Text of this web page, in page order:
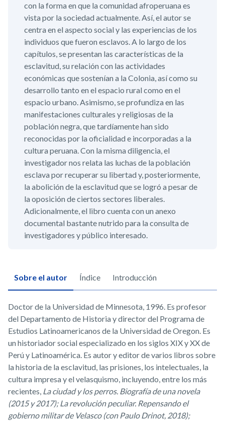
con la forma en que la comunidad afroperuana es
vista por la sociedad actualmente. Así, el autor se
centra en el aspecto social y las experiencias de los
individuos que fueron esclavos. A lo largo de los
capítulos, se presentan las características de la
esclavitud, su relación con las actividades
económicas que sostenían a la Colonia, así como su
desarrollo tanto en el espacio rural como en el
espacio urbano. Asimismo, se profundiza en las
manifestaciones culturales y religiosas de la
población negra, que tardíamente han sido
reconocidas por la oficialidad e incorporadas a la
cultura peruana. Con la misma diligencia, el
investigador nos relata las luchas de la población
esclava por recuperar su libertad y, posteriormente,
la abolición de la esclavitud que se logró a pesar de
la oposición de ciertos sectores liberales.
Adicionalmente, el libro cuenta con un anexo
documental bastante nutrido para la consulta de
investigadores y público interesado.
Sobre el autor Índice Introducción
Doctor de la Universidad de Minnesota, 1996. Es profesor
del Departamento de Historia y director del Programa de
Estudios Latinoamericanos de la Universidad de Oregon. Es
un historiador social especializado en los siglos XIX y XX de
Perú y Latinoamérica. Es autor y editor de varios libros sobre
la historia de la esclavitud, las prisiones, los intelectuales, la
cultura impresa y el velasquismo, incluyendo, entre los más
recientes, La ciudad y los perros. Biografía de una novela
(2015 y 2017); La revolución peculiar. Repensando el
gobierno militar de Velasco (con Paulo Drinot, 2018);